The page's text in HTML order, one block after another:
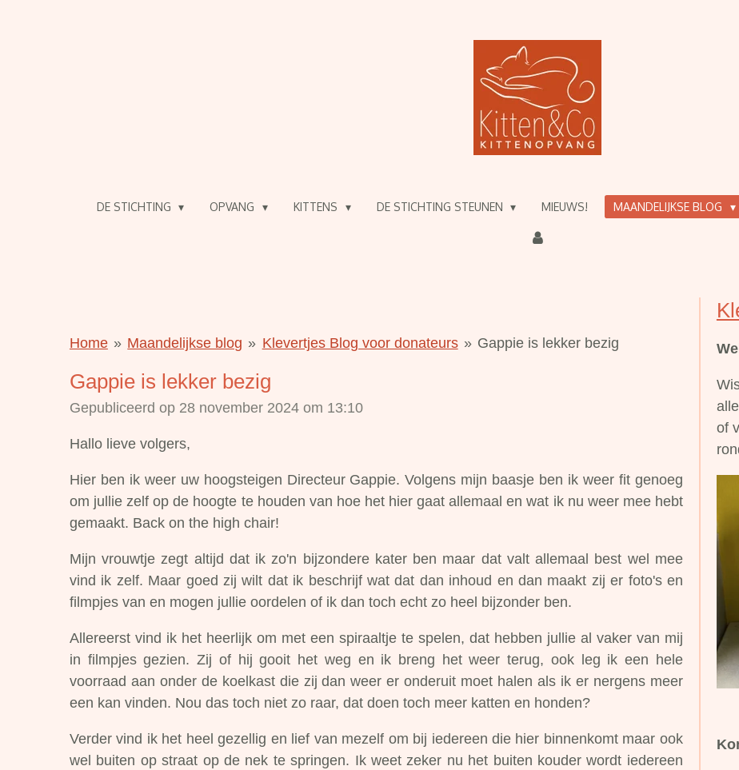
DE STICHTING OPVANG KITTENS DE STICHTING STEUNEN MIEUWS! MAANDELIJKSE BLOG
Home » Maandelijkse blog » Klevertjes Blog voor donateurs » Gappie is lekker bezig
Gappie is lekker bezig
Gepubliceerd op 28 november 2024 om 13:10
Hallo lieve volgers,
Hier ben ik weer uw hoogsteigen Directeur Gappie. Volgens mijn baasje ben ik weer fit genoeg
om jullie zelf op de hoogte te houden van hoe het hier gaat allemaal en wat ik nu weer mee hebt
gemaakt. Back on the high chair!
Mijn vrouwtje zegt altijd dat ik zo'n bijzondere kater ben maar dat valt allemaal best wel mee
vind ik zelf. Maar goed zij wilt dat ik beschrijf wat dat dan inhoud en dan maakt zij er foto's en
filmpjes van en mogen jullie oordelen of ik dan toch echt zo heel bijzonder ben.
Allereerst vind ik het heerlijk om met een spiraaltje te spelen, dat hebben jullie al vaker van mij
in filmpjes gezien. Zij of hij gooit het weg en ik breng het weer terug, ook leg ik een hele
voorraad aan onder de koelkast die zij dan weer er onderuit moet halen als ik er nergens meer
een kan vinden. Nou das toch niet zo raar, dat doen toch meer katten en honden?
Verder vind ik het heel gezellig en lief van mezelf om bij iedereen die hier binnenkomt maar ook
wel buiten op straat op de nek te springen. Ik weet zeker nu het buiten kouder wordt iedereen
of